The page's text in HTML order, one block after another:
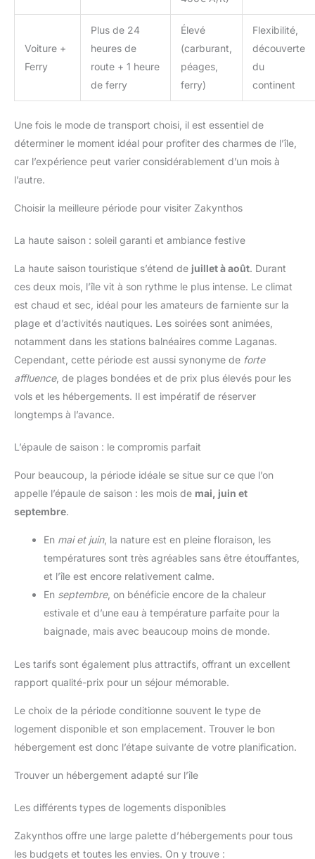
Voiture +
Ferry
Plus de 24
heures de
route + 1 heure
de ferry
Élevé
(carburant,
péages,
ferry)
Flexibilité,
découverte
du
continent
Une fois le mode de transport choisi, il est essentiel de
déterminer le moment idéal pour profiter des charmes de l’île,
car l’expérience peut varier considérablement d’un mois à
l’autre.
Choisir la meilleure période pour visiter Zakynthos
La haute saison : soleil garanti et ambiance festive
La haute saison touristique s’étend de juillet à août. Durant
ces deux mois, l’île vit à son rythme le plus intense. Le climat
est chaud et sec, idéal pour les amateurs de farniente sur la
plage et d’activités nautiques. Les soirées sont animées,
notamment dans les stations balnéaires comme Laganas.
Cependant, cette période est aussi synonyme de forte
affluence, de plages bondées et de prix plus élevés pour les
vols et les hébergements. Il est impératif de réserver
longtemps à l’avance.
L’épaule de saison : le compromis parfait
Pour beaucoup, la période idéale se situe sur ce que l’on
appelle l’épaule de saison : les mois de mai, juin et
septembre.
En mai et juin, la nature est en pleine floraison, les
températures sont très agréables sans être étouffantes,
et l’île est encore relativement calme.
En septembre, on bénéficie encore de la chaleur
estivale et d’une eau à température parfaite pour la
baignade, mais avec beaucoup moins de monde.
Les tarifs sont également plus attractifs, offrant un excellent
rapport qualité-prix pour un séjour mémorable.
Le choix de la période conditionne souvent le type de
logement disponible et son emplacement. Trouver le bon
hébergement est donc l’étape suivante de votre planification.
Trouver un hébergement adapté sur l’île
Les différents types de logements disponibles
Zakynthos offre une large palette d’hébergements pour tous
les budgets et toutes les envies. On y trouve :